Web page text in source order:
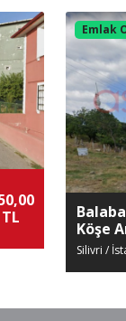
Emlak
Köşe
Silivri /